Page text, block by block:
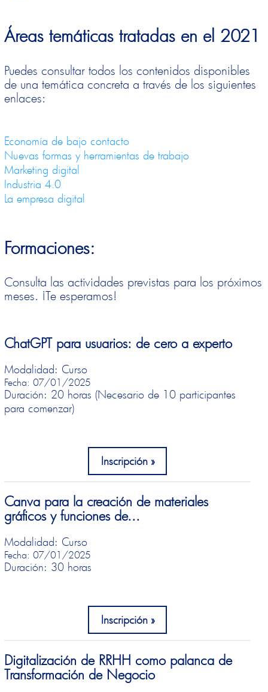
Áreas temáticas tratadas en el 2021
Puedes consultar todos los contenidos disponibles
de una temática concreta a través de los siguientes
enlaces:
Economía de bajo contacto
Nuevas formas y herramientas de trabajo
Marketing digital
Industria 4.0
La empresa digital
Formaciones:
Consulta las actividades previstas para los próximos
meses. ¡Te esperamos!
ChatGPT para usuarios: de cero a experto
Modalidad: Curso
Fecha: 07/01/2025
Duración: 20 horas (Necesario de 10 participantes
para comenzar)
Inscripción
Canva para la creación de materiales
gráficos y funciones de...
Modalidad: Curso
Fecha: 07/01/2025
Duración: 30 horas
Inscripción
Digitalización de RRHH como palanca de
Transformación de Negocio